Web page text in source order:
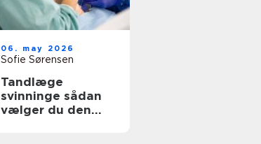
06. may 2026
Sofie Sørensen
Tandlæge
svinninge sådan
vælger du den